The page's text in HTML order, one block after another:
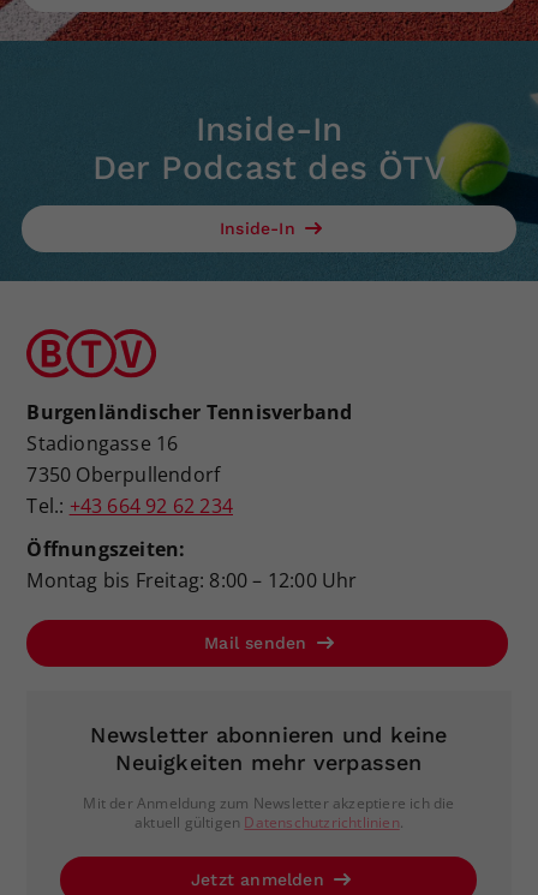
Inside-In
Der Podcast des ÖTV
Inside-In
Burgenländischer Tennisverband
Stadiongasse 16
7350 Oberpullendorf
Tel.: +43 664 92 62 234
Öffnungszeiten:
Montag bis Freitag: 8:00 – 12:00 Uhr
Mail senden
Newsletter abonnieren und keine
Neuigkeiten mehr verpassen
Mit der Anmeldung zum Newsletter akzeptiere ich die
aktuell gültigen Datenschutzrichtlinien.
Jetzt anmelden